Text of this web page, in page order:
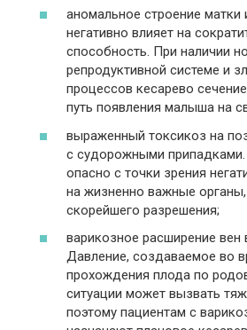
аномальное строение матки
негативно влияет на
способность. При наличии
репродуктивной системе и
процессов кесарево
путь появления малыша на
выраженный токсикоз на
с судорожными припадками.
опасно с точки зрения
на жизненно важные органы,
скорейшего разрешения;
варикозное расширение вен
Давление, создаваемое во
прохождения плода по
ситуации может вызвать
поэтому пациентам с